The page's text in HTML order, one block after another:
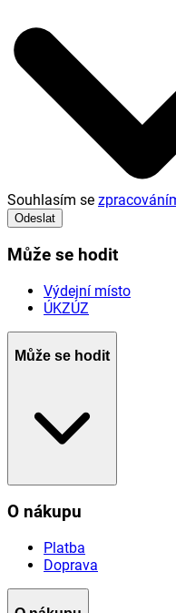
Souhlasím se
Odeslat
Může se hodit
Výdejní místo
ÚKZÚZ
Může se hodit
O nákupu
Platba
Doprava